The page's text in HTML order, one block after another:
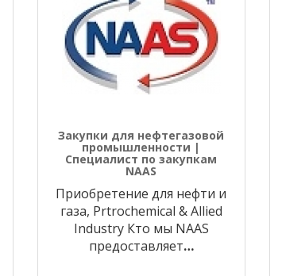
Закупки для нефтегазовой
промышленности |
Специалист по закупкам
NAAS
Приобретение для нефти и
газа, Prtrochemical & Allied
Industry Кто мы NAAS
предоставляет…